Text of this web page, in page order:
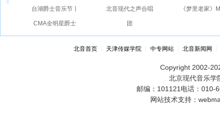
台湖爵士音乐节丨
CMA全明星爵士
大乐队
北音现代之声合唱
团
《梦里老家》
北音首页 天津传媒学院 ┊中专网站 ┊北音新闻网
Copyright 2002-
北京现代音乐学
邮编：101121电话：
网站技术支持：